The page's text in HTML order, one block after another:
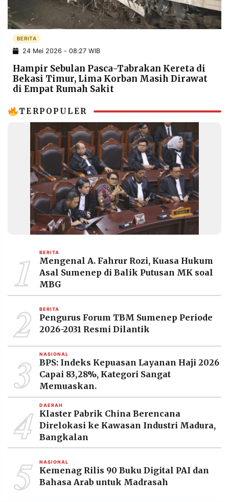
WARGA
INFORMASI
IKLAN
KIRIM
PENGADUAN TERM
SERVICE
IKUTI
RESOLUSI
MEDIA
©
Resolusi.co
-
PT.
RESOLUSI
MEDIA
PRAMUDITA
BERITA
24 Mei 2026 - 08:27 WIB
Hampir Sebulan Pasca-Tabrakan Kereta di
Bekasi Timur, Lima Korban Masih Dirawat
di Empat Rumah Sakit
TERPOPULER
1 BERITA
Mengenal A. Fahrur Rozi, Kuasa Hukum
Asal Sumenep di Balik Putusan MK soal
MBG
2 BERITA
Pengurus Forum TBM Sumenep Periode
2026-2031 Resmi Dilantik
3 NASIONAL
BPS: Indeks Kepuasan Layanan Haji 2026
Capai 83,28%, Kategori Sangat
Memuaskan.
4 DAERAH
Klaster Pabrik China Berencana
Direlokasi ke Kawasan Industri Madura,
Bangkalan
5 NASIONAL
Kemenag Rilis 90 Buku Digital PAI dan
Bahasa Arab untuk Madrasah